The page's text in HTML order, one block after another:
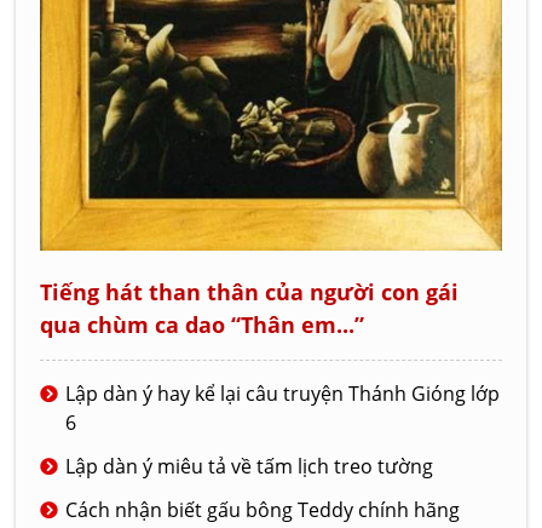
Tiếng hát than thân của người con gái
qua chùm ca dao “Thân em...”
Lập dàn ý hay kể lại câu truyện Thánh Gióng lớp
6
Lập dàn ý miêu tả về tấm lịch treo tường
Cách nhận biết gấu bông Teddy chính hãng